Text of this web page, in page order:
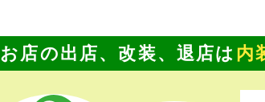
お店の出店、改装、退店は 内